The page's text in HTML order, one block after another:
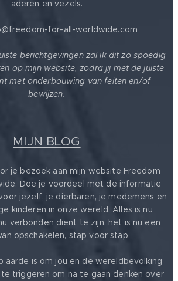
aderen en vezels.
for-all-worldwide.com
berichtgevingen zal ik dit zo spoedig
op mijn website, zodra jij met de juiste
met onderbouwing van feiten en/of
bewijzen.
MIJN BLOG
je bezoek aan mijn website Freedom
Doe je voordeel met de informatie
jezelf, je dierbaren, je medemens en
kinderen in onze wereld. Alles is nu
verbonden dient te zijn. het is nu een
opschakelen, stap voor stap.
aarde is om jou en de wereldbevolking
triggeren om na te gaan denken over